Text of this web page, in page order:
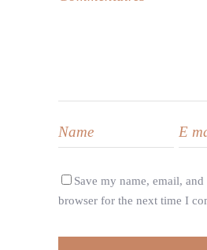
Save my name, email,
browser for the next time I